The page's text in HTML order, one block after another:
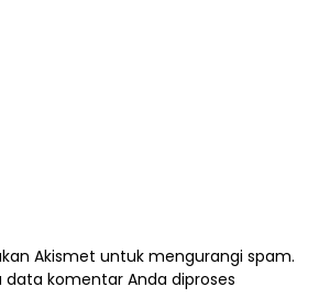
Akismet untuk mengurangi spam.
data komentar Anda diproses